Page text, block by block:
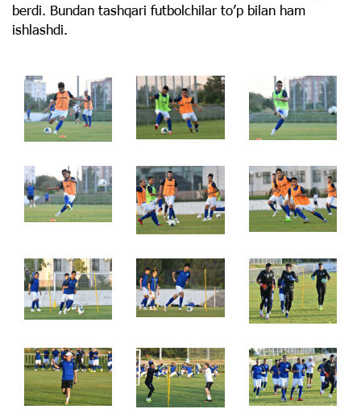
berdi. Bundan tashqari futbolchilar to’p bilan ham
ishlashdi.